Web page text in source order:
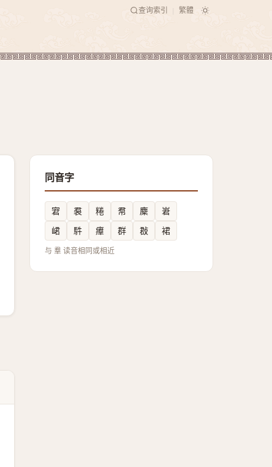
查询索引 繁體
同音字
宭 裠 䊎 帬 麇
㟒
峮
䭽 㿏 群 㪊 裙
与 羣 读音相同或相近